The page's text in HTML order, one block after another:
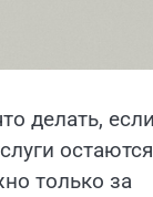
делать, если
остаются
только за